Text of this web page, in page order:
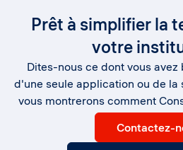
Prêt à simplifier la
votre
Dites-nous ce dont vous
d'une seule application ou de la
vous montrerons comment
Contactez-